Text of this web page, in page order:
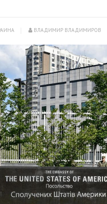
ВЛАДИМИР ВЛАДИМИРОВ